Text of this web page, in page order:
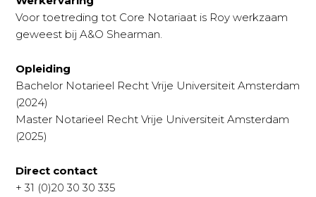
Voor toetreding tot Core Notariaat is Roy werkzaam
geweest bij A&O Shearman.
Opleiding
Bachelor Notarieel Recht Vrije Universiteit Amsterdam
(2024)
Master Notarieel Recht Vrije Universiteit Amsterdam
(2025)
Direct contact
+ 31 (0)20 30 30 335